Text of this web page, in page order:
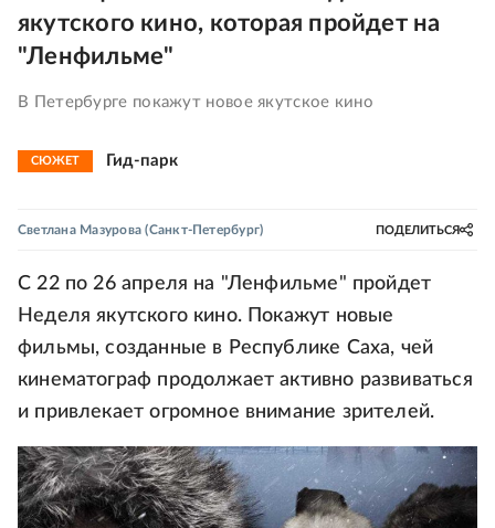
якутского кино, которая пройдет на
"Ленфильме"
В Петербурге покажут новое якутское кино
СЮЖЕТ Гид-парк
Светлана Мазурова (Санкт-Петербург) ПОДЕЛИТЬСЯ
С 22 по 26 апреля на "Ленфильме" пройдет
Неделя якутского кино. Покажут новые
фильмы, созданные в Республике Саха, чей
кинематограф продолжает активно развиваться
и привлекает огромное внимание зрителей.